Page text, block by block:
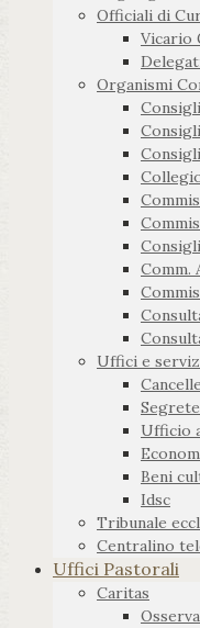
Officiali di
Vicario
Organismi
Comm.
Uffici e
Ufficio
Beni
Idsc
Tribunale
Centralino
Uffici Pastorali
Caritas